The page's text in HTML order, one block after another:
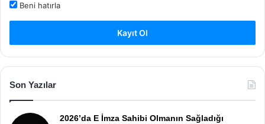
Beni hatırla
Kayıt Ol
Son Yazılar
2026’da E İmza Sahibi Olmanın Sağladığı